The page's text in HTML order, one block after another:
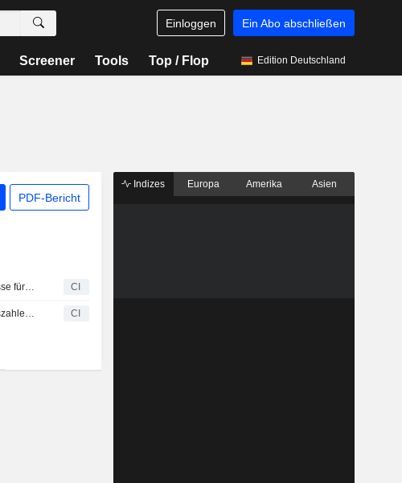
Einloggen Ein Abo abschließen
Screener Tools Top / Flop Edition Deutschland
PDF-Bericht
Forest Packaging Group Co.,Ltd. veröffentlicht Ergebnisse für das am 31. Dezember 2025 endende Geschäftsjahr CI
Forest Packaging Group Co.,Ltd. veröffentlicht Ergebniszahlen für das erste Quartal zum 31. März 2026 CI
Indizes Europa Amerika Asien